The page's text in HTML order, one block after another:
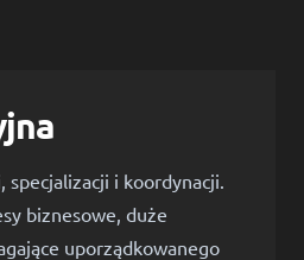
i koordynacji.
biznesowe, duże
uporządkowanego